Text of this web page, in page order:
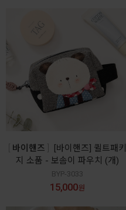
바이핸즈
[바이핸즈] 퀼트패키
지 소품 - 보솜이 파우치 (개)
BYP-3033
15,000원